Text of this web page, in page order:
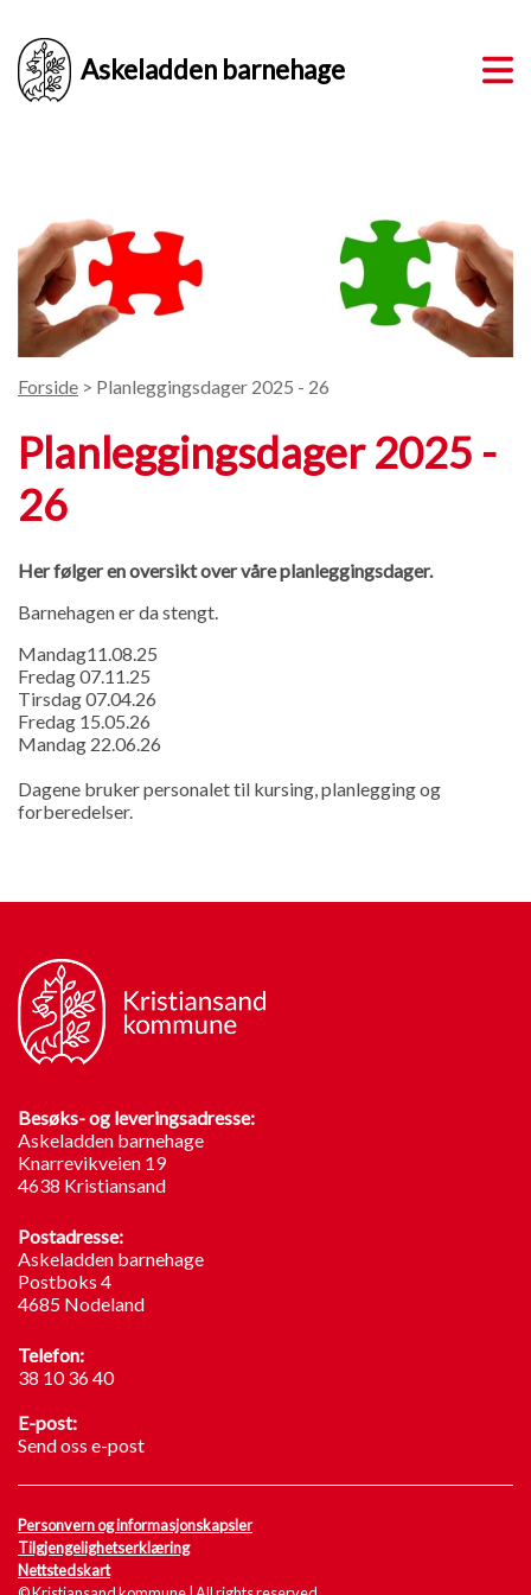
Askeladden barnehage
Forside > Planleggingsdager 2025 - 26
Planleggingsdager 2025 -
26
Her følger en oversikt over våre planleggingsdager.
Barnehagen er da stengt.
Mandag11.08.25
Fredag 07.11.25
Tirsdag 07.04.26
Fredag 15.05.26
Mandag 22.06.26
Dagene bruker personalet til kursing, planlegging og
forberedelser.
Besøks- og leveringsadresse:
Askeladden barnehage
Knarrevikveien 19
4638 Kristiansand
Postadresse:
Askeladden barnehage
Postboks 4
4685 Nodeland
Telefon:
38 10 36 40
E-post:
Send oss e-post
Personvern og informasjonskapsler
Tilgjengelighetserklæring
Nettstedskart